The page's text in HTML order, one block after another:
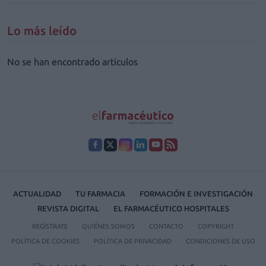
Lo más leído
No se han encontrado artículos
ACTUALIDAD TU FARMACIA
FORMACIÓN E INVESTIGACIÓN
REVISTA DIGITAL
EL FARMACÉUTICO HOSPITALES
REGÍSTRATE QUIÉNES SOMOS CONTACTO COPYRIGHT
POLÍTICA DE COOKIES POLÍTICA DE PRIVACIDAD CONDICIONES DE USO